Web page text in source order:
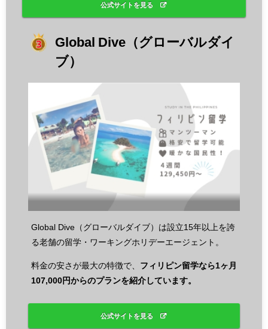
公式サイトを見る
Global Dive（グローバルダイ
ブ）
Global Dive（グローバルダイブ）は設立15年以上を誇
る老舗の留学・ワーキングホリデーエージェント。
料金の安さが最大の特徴で、 フィリピン留学なら1ヶ月
107,000円からのプランを紹介しています。
公式サイトを見る